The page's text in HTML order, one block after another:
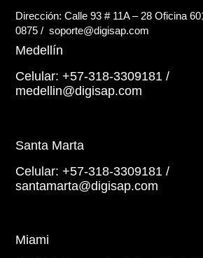
Dirección: Calle 93 # 11A – 28 Oficina
0875 / soporte@digisap.com
Medellín
Celular: +57-318-3309181 /
medellin@digisap.com
Santa Marta
Celular: +57-318-3309181 /
santamarta@digisap.com
Miami